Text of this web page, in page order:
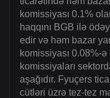
komissiyası 0.1%
haqqını BGB ilə
edir və həm bazar
komissiyası 0.08%-
komissiyaları
aşağıdır. Fyuçers
cütləri üzrə tez-tez